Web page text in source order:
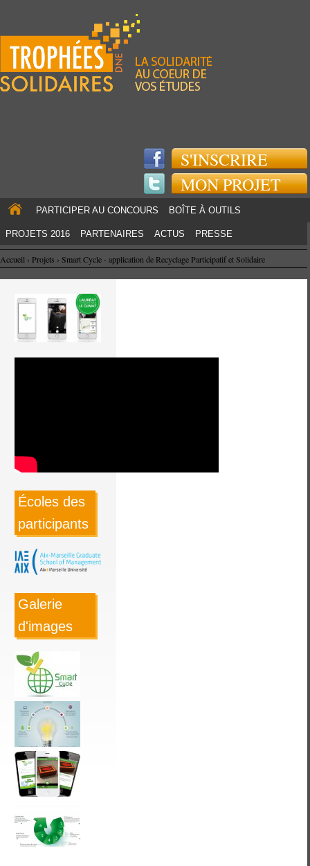
S'INSCRIRE
MON PROJET
PARTICIPER AU CONCOURS BOÎTE À OUTILS
PROJETS 2016 PARTENAIRES ACTUS PRESSE
Accueil › Projets › Smart Cycle - application de Recyclage Participatif et Solidaire
Écoles des
participants
Galerie
d'images